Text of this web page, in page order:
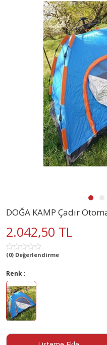
DOĞA KAMP Çadır
2.042,50 TL
(0) Değerlendirme
Renk :